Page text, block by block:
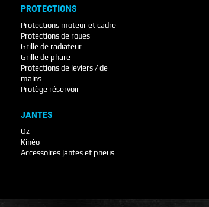
PROTECTIONS
Protections moteur et cadre
Protections de roues
Grille de radiateur
Grille de phare
Protections de leviers / de
mains
Protège réservoir
JANTES
Oz
Kinéo
Accessoires jantes et pneus